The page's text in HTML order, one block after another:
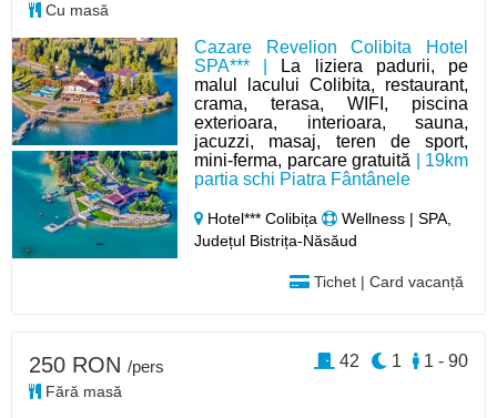
Cazare Revelion Colibita Hotel
SPA*** |
La liziera padurii, pe
malul lacului Colibita, restaurant,
crama, terasa, WIFI, piscina
exterioara, interioara, sauna,
jacuzzi, masaj, teren de sport,
mini-ferma, parcare gratuită | 19km
partia schi Piatra Fântânele
Hotel*** Colibița
Wellness | SPA,
Județul Bistrița-Năsăud
Tichet | Card vacanță
Cu masă
250 RON /pers
Fără masă
1 - 90
1
42